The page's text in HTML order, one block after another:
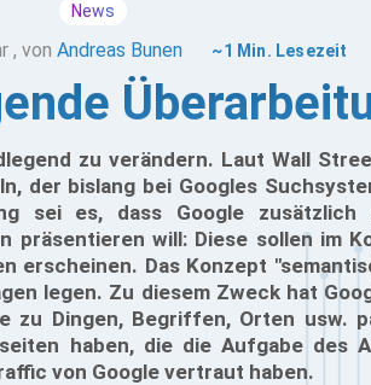
News
, vonAndreas Bunen ~1 Min. Lesezeit
zu verändern. Laut Wall
der bislang bei Googles
sei es, dass Google zusätzlich
präsentieren will: Diese sollen im
erscheinen. Das Konzept
legen. Zu diesem Zweck hat
zu Dingen, Begriffen, Orten usw.
haben, die die Aufgabe des
von Google vertraut haben.